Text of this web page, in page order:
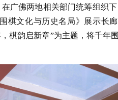
在广佛两地相关部门统筹组织
棋文化与历史名局》展示长
，棋韵启新章”为主题，将千